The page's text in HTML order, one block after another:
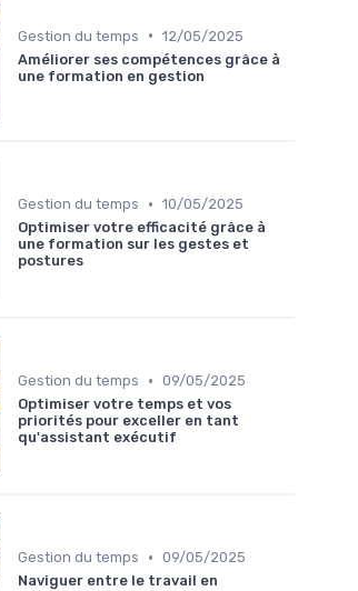
Gestion du temps • 12/05/2025
Améliorer ses compétences grâce à
une formation en gestion
Gestion du temps • 10/05/2025
Optimiser votre efficacité grâce à
une formation sur les gestes et
postures
Gestion du temps • 09/05/2025
Optimiser votre temps et vos
priorités pour exceller en tant
qu'assistant exécutif
Gestion du temps • 09/05/2025
Naviguer entre le travail en